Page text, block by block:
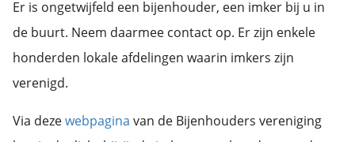
Er is ongetwijfeld een bijenhouder, een imker bij u in
de buurt. Neem daarmee contact op. Er zijn enkele
honderden lokale afdelingen waarin imkers zijn
verenigd.
Via dezewebpagina van de Bijenhouders vereniging